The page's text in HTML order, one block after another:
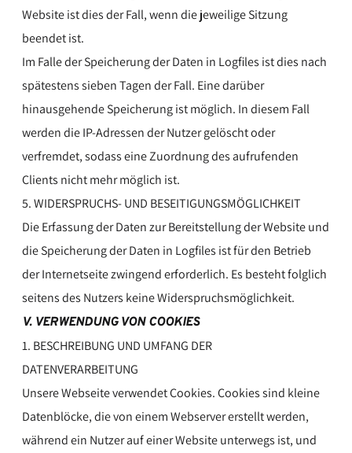
Website ist dies der Fall, wenn die jeweilige Sitzung
beendet ist.
Im Falle der Speicherung der Daten in Logfiles ist dies nach
spätestens sieben Tagen der Fall. Eine darüber
hinausgehende Speicherung ist möglich. In diesem Fall
werden die IP-Adressen der Nutzer gelöscht oder
verfremdet, sodass eine Zuordnung des aufrufenden
Clients nicht mehr möglich ist.
5. WIDERSPRUCHS- UND BESEITIGUNGSMÖGLICHKEIT
Die Erfassung der Daten zur Bereitstellung der Website und
die Speicherung der Daten in Logfiles ist für den Betrieb
der Internetseite zwingend erforderlich. Es besteht folglich
seitens des Nutzers keine Widerspruchsmöglichkeit.
V. VERWENDUNG VON COOKIES
1. BESCHREIBUNG UND UMFANG DER
DATENVERARBEITUNG
Unsere Webseite verwendet Cookies. Cookies sind kleine
Datenblöcke, die von einem Webserver erstellt werden,
während ein Nutzer auf einer Website unterwegs ist, und